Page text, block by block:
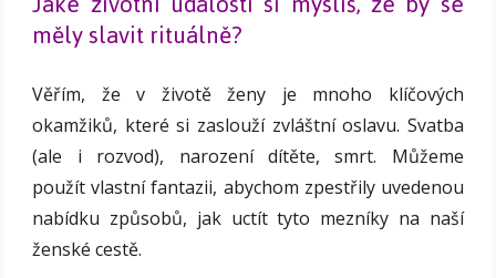
měly slavit rituálně?
Věřím, že v životě ženy je mnoho klíčových
okamžiků, které si zaslouží zvláštní oslavu. Svatba
(ale i rozvod), narození dítěte, smrt. Můžeme
použít vlastní fantazii, abychom zpestřily uvedenou
nabídku způsobů, jak uctít tyto mezníky na naší
ženské cestě.